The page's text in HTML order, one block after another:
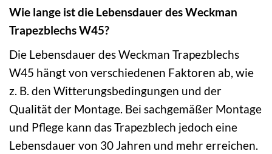
Wie lange ist die Lebensdauer des Weckman
Trapezblechs W45?
Die Lebensdauer des Weckman Trapezblechs
W45 hängt von verschiedenen Faktoren ab, wie
z. B. den Witterungsbedingungen und der
Qualität der Montage. Bei sachgemäßer Montage
und Pflege kann das Trapezblech jedoch eine
Lebensdauer von 30 Jahren und mehr erreichen.